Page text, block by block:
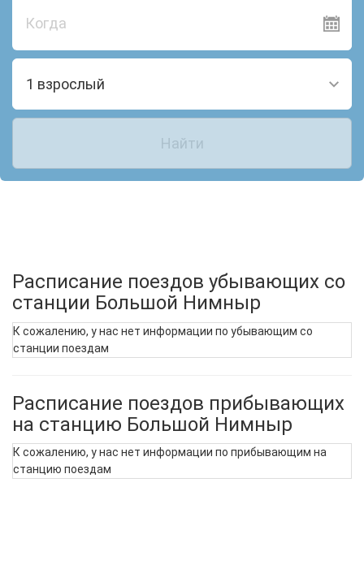
Когда
1 взрослый
Найти
Расписание поездов убывающих со
станции Большой Нимныр
К сожалению, у нас нет информации по убывающим со
станции поездам
Расписание поездов прибывающих
на станцию Большой Нимныр
К сожалению, у нас нет информации по прибывающим на
станцию поездам